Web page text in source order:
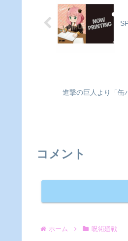
し！色んな楽しみ方ができま
す。よくみるとアイコンにも
ポイント...
進撃の巨人より「缶
コメント
ホーム 呪術廻戦